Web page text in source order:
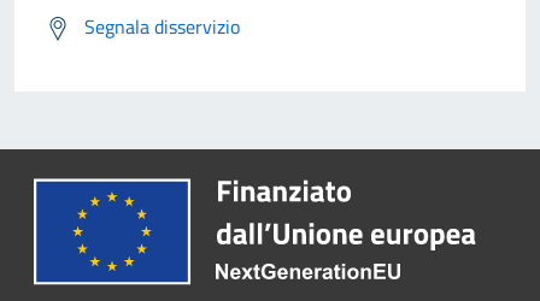
Segnala disservizio